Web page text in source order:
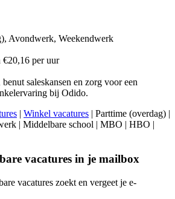
Avondwerk, Weekendwerk
€20,16 per uur
saleskansen en zorg voor een
bij Odido.
| Winkel vacatures | Parttime (overdag) |
| Middelbare school | MBO | HBO |
vacatures in je mailbox
vacatures zoekt en vergeet je e-